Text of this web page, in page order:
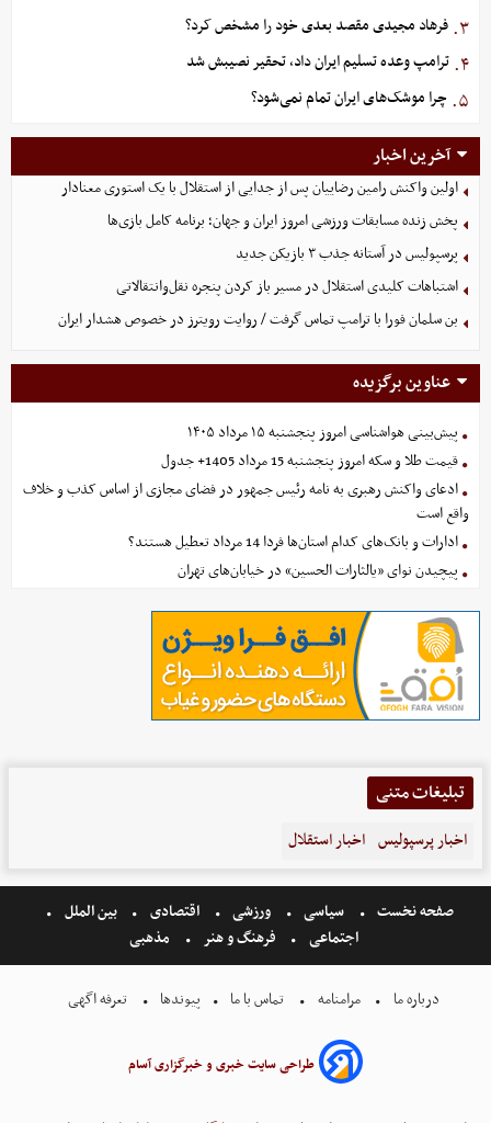
۳. فرهاد مجیدی مقصد بعدی خود را مشخص کرد؟
۴. ترامپ وعده تسلیم ایران داد، تحقیر نصیبش شد
۵. چرا موشک‌های ایران تمام نمی‌شود؟
آخرین اخبار
اولین واکنش رامین رضاییان پس از جدایی از استقلال با یک استوری معنادار
پخش زنده مسابقات ورزشی امروز ایران و جهان؛ برنامه کامل بازی‌ها
پرسپولیس در آستانه جذب ۳ بازیکن جدید
اشتباهات کلیدی استقلال در مسیر باز کردن پنجره نقل‌وانتقالاتی
بن سلمان فورا با ترامپ تماس گرفت / روایت رویترز در خصوص هشدار ایران
عناوین برگزیده
پیش‌بینی هواشناسی امروز پنجشنبه ۱۵ مرداد ۱۴۰۵
قیمت طلا و سکه امروز پنجشنبه 15 مرداد 1405+ جدول
ادعای واکنش رهبری به نامه رئیس جمهور در فضای مجازی از اساس کذب و خلاف
واقع است
ادارات و بانک‌های کدام استان‌ها فردا 14 مرداد تعطیل هستند؟
پیچیدن نوای «یالثارات الحسین» در خیابان‌های تهران
تبلیغات متنی
اخبار پرسپولیس اخبار استقلال
صفحه نخست سیاسی ورزشی اقتصادی
بین الملل
اجتماعی
فرهنگ و هنر مذهبی
درباره ما مرامنامه تماس با ما پیوندها تعرفه اگهی
طراحی سایت خبری و خبرگزاری آسام